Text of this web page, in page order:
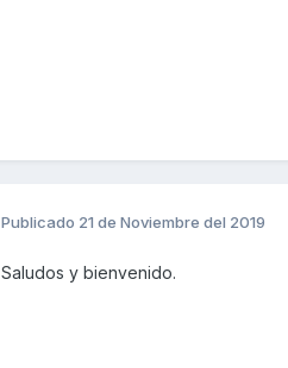
Publicado 21 de Noviembre del 2019
Saludos y bienvenido.